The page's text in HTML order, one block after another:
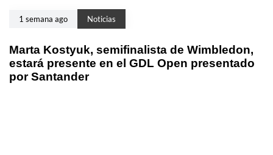
1 semana ago Noticias
Marta Kostyuk, semifinalista de Wimbledon,
estará presente en el GDL Open presentado
por Santander